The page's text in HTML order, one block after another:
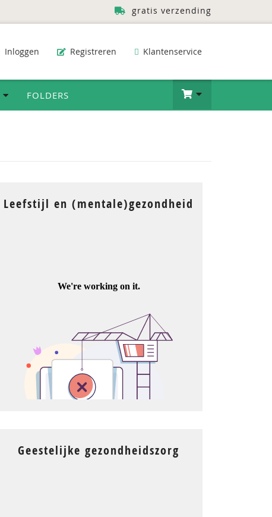
gratis verzending
Inloggen Registreren Klantenservice
FOLDERS
Leefstijl en (mentale)gezondheid
Geestelijke gezondheidszorg